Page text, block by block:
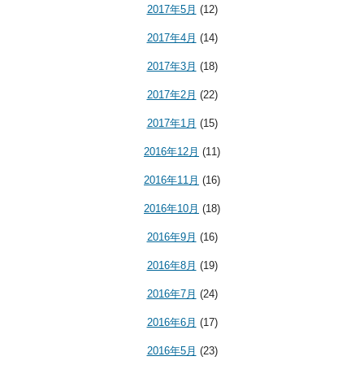
2017年5月 (12)
2017年4月 (14)
2017年3月 (18)
2017年2月 (22)
2017年1月 (15)
2016年12月 (11)
2016年11月 (16)
2016年10月 (18)
2016年9月 (16)
2016年8月 (19)
2016年7月 (24)
2016年6月 (17)
2016年5月 (23)